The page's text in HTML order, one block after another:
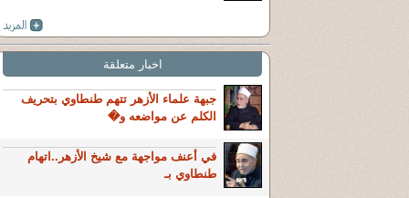
اخبار متعلقة
جبهة علماء الأزهر تتهم طنطاوي بتحريف
الكلم عن مواضعه و�
في أعنف مواجهة مع شيخ الأزهر..اتهام
طنطاوي بـ